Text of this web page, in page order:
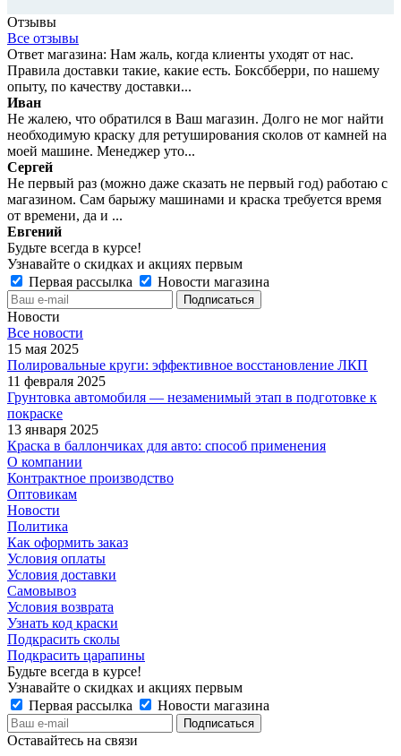
Отзывы
Все отзывы
Ответ магазина: Нам жаль, когда клиенты уходят от нас.
Правила доставки такие, какие есть. Боксбберри, по нашему
опыту, по качеству доставки...
Иван
Не жалею, что обратился в Ваш магазин. Долго не мог найти
необходимую краску для ретуширования сколов от камней на
моей машине. Менеджер уто...
Сергей
Не первый раз (можно даже сказать не первый год) работаю с
магазином. Сам барыжу машинами и краска требуется время
от времени, да и ...
Евгений
Будьте всегда в курсе!
Узнавайте о скидках и акциях первым
Первая рассылка
Новости магазина
Новости
Все новости
15 мая 2025
Полировальные круги: эффективное восстановление ЛКП
11 февраля 2025
Грунтовка автомобиля — незаменимый этап в подготовке к
покраске
13 января 2025
Краска в баллончиках для авто: способ применения
О компании
Контрактное производство
Оптовикам
Новости
Политика
Как оформить заказ
Условия оплаты
Условия доставки
Самовывоз
Условия возврата
Узнать код краски
Подкрасить сколы
Подкрасить царапины
Будьте всегда в курсе!
Узнавайте о скидках и акциях первым
Первая рассылка
Новости магазина
Оставайтесь на связи